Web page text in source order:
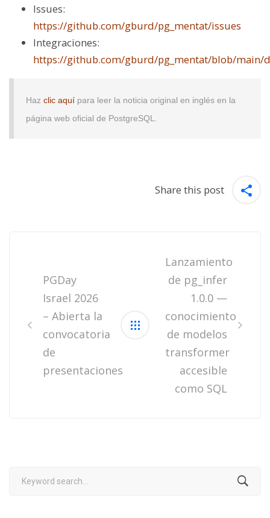
Issues:
https://github.com/gburd/pg_mentat/issues
Integraciones:
https://github.com/gburd/pg_mentat/blob/main/
Haz clic aquí para leer la noticia original en inglés en la
página web oficial de PostgreSQL.
Share this post
PGDay
Israel 2026
– Abierta la
convocatoria
de
presentaciones
Lanzamiento
de pg_infer
1.0.0 —
conocimiento
de modelos
transformer
accesible
como SQL
Search